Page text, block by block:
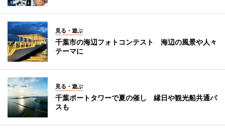
見る・遊ぶ
千葉市の海辺フォトコンテスト 海辺の風景や人々
テーマに
見る・遊ぶ
千葉ポートタワーで夏の催し 縁日や観光船共通パ
スも